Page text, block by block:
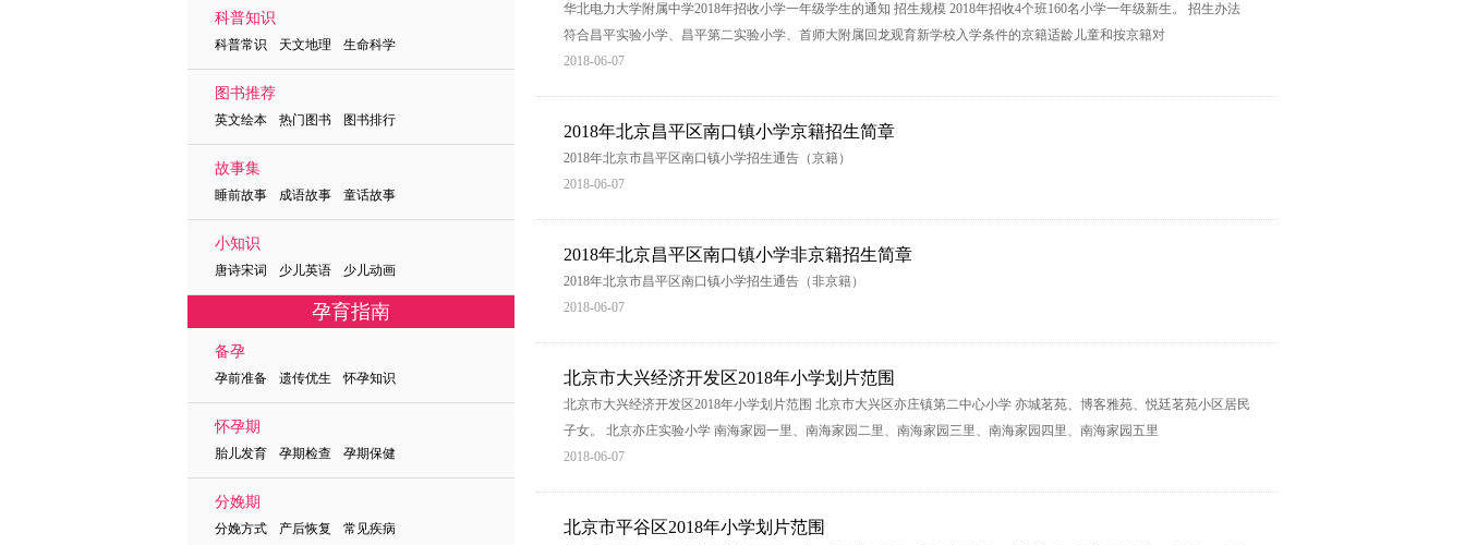
科普知识
科普常识 天文地理 生命科学
图书推荐
英文绘本 热门图书 图书排行
故事集
睡前故事 成语故事 童话故事
小知识
唐诗宋词 少儿英语 少儿动画
孕育指南
备孕
孕前准备 遗传优生 怀孕知识
怀孕期
胎儿发育 孕期检查 孕期保健
分娩期
分娩方式 产后恢复 常见疾病
华北电力大学附属中学2018年招收小学一年级学生的通知 招生规模 2018年招收4个班160名小学一年级新生。 招生办法
符合昌平实验小学、昌平第二实验小学、首师大附属回龙观育新学校入学条件的京籍适龄儿童和按京籍对
2018-06-07
2018年北京昌平区南口镇小学京籍招生简章
2018年北京市昌平区南口镇小学招生通告（京籍）
2018-06-07
2018年北京昌平区南口镇小学非京籍招生简章
2018年北京市昌平区南口镇小学招生通告（非京籍）
2018-06-07
北京市大兴经济开发区2018年小学划片范围
北京市大兴经济开发区2018年小学划片范围 北京市大兴区亦庄镇第二中心小学 亦城茗苑、博客雅苑、悦廷茗苑小区居民
子女。 北京亦庄实验小学 南海家园一里、南海家园二里、南海家园三里、南海家园四里、南海家园五里
2018-06-07
北京市平谷区2018年小学划片范围